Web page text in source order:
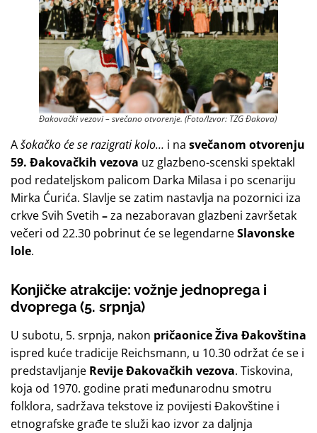
Đakovački vezovi – svečano otvorenje. (Foto/Izvor: TZG Đakova)
Ašokačko će se razigrati kolo… i na svečanom otvorenju
59. Đakovačkih vezova uz glazbeno-scenski spektakl
pod redateljskom palicom Darka Milasa i po scenariju
Mirka Ćurića. Slavlje se zatim nastavlja na pozornici iza
crkve Svih Svetih –za nezaboravan glazbeni završetak
večeri od 22.30 pobrinut će se legendarneSlavonske
lole.
Konjičke atrakcije: vožnje jednoprega i
dvoprega (5. srpnja)
U subotu, 5. srpnja, nakon pričaonice Živa Đakovština
ispred kuće tradicije Reichsmann, u 10.30 održat će se i
predstavljanje Revije Đakovačkih vezova. Tiskovina,
koja od 1970. godine prati međunarodnu smotru
folklora, sadržava tekstove iz povijesti Đakovštine i
etnografske građe te služi kao izvor za daljnja